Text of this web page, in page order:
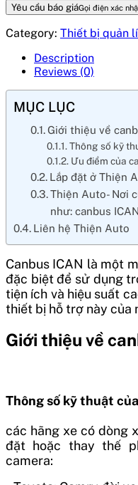
Yêu cầu báo giáGọi điện xác
Category: Thiết bị quản
Description
Reviews (0)
MỤC LỤC
Giới thiệu về
Thông số kỹ
Ưu điểm của
Lắp đặt ở Thiện
Thiện Auto- Nơi
như: canbus ICAN
Liên hệ Thiện Auto
Canbus ICAN là một
đặc biệt để sử dụng
tiện ích và hiệu suất
thiết bị hỗ trợ này của
Giới thiệu về
Thông số kỹ thuật
các hãng xe có dòng
đặt hoặc thay thế
camera: